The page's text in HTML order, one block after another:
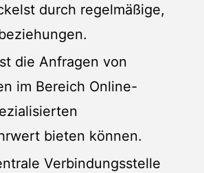
durch regelmäßige,
die Anfragen von
im Bereich Online-
bieten können.
Verbindungsstelle